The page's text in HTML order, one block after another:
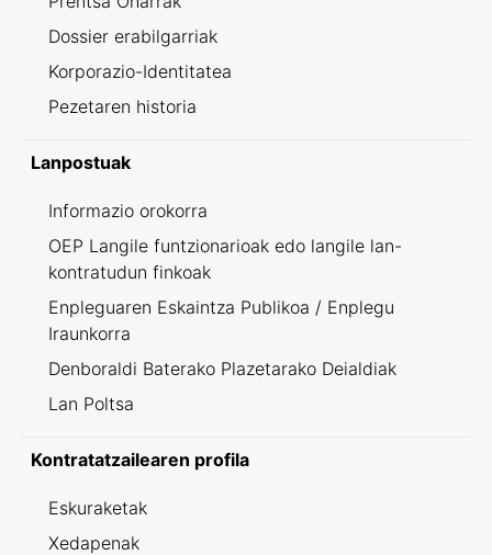
Dossier erabilgarriak
Korporazio-Identitatea
Pezetaren historia
Lanpostuak
Informazio orokorra
OEP Langile funtzionarioak edo langile lan-
kontratudun finkoak
Enpleguaren Eskaintza Publikoa / Enplegu
Iraunkorra
Denboraldi Baterako Plazetarako Deialdiak
Lan Poltsa
Kontratatzailearen profila
Eskuraketak
Xedapenak